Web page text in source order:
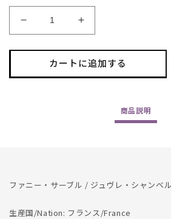
Fanny
Sabre
/
Gevrey
Chambertin
す
Fanny
Sabre
/
Gevrey
Chambertin
す
カートに追加する
商品説明
ファニー・サーブル / ジュヴレ・シャンベ
生産国/Nation: フランス/France